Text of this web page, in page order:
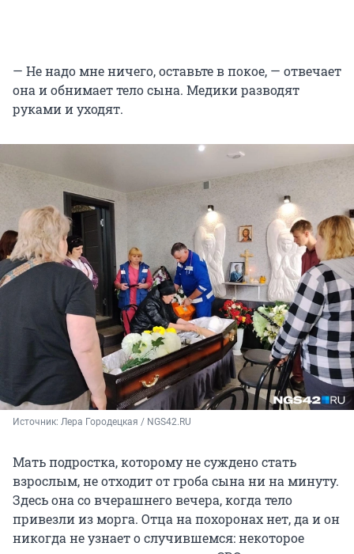
— Не надо мне ничего, оставьте в покое, — отвечает
она и обнимает тело сына. Медики разводят
руками и уходят.
Источник: Лера Городецкая / NGS42.RU
Мать подростка, которому не суждено стать
взрослым, не отходит от гроба сына ни на минуту.
Здесь она со вчерашнего вечера, когда тело
привезли из морга. Отца на похоронах нет, да и он
никогда не узнает о случившемся: некоторое